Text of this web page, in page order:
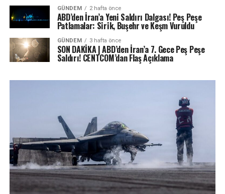
GÜNDEM 2 hafta önce
ABD’den İran’a Yeni Saldırı Dalgası! Peş Peşe
Patlamalar: Sirik, Buşehr ve Keşm Vuruldu
GÜNDEM 3 hafta önce
SON DAKİKA | ABD’den İran’a 7. Gece Peş Peşe
Saldırı! CENTCOM’dan Flaş Açıklama